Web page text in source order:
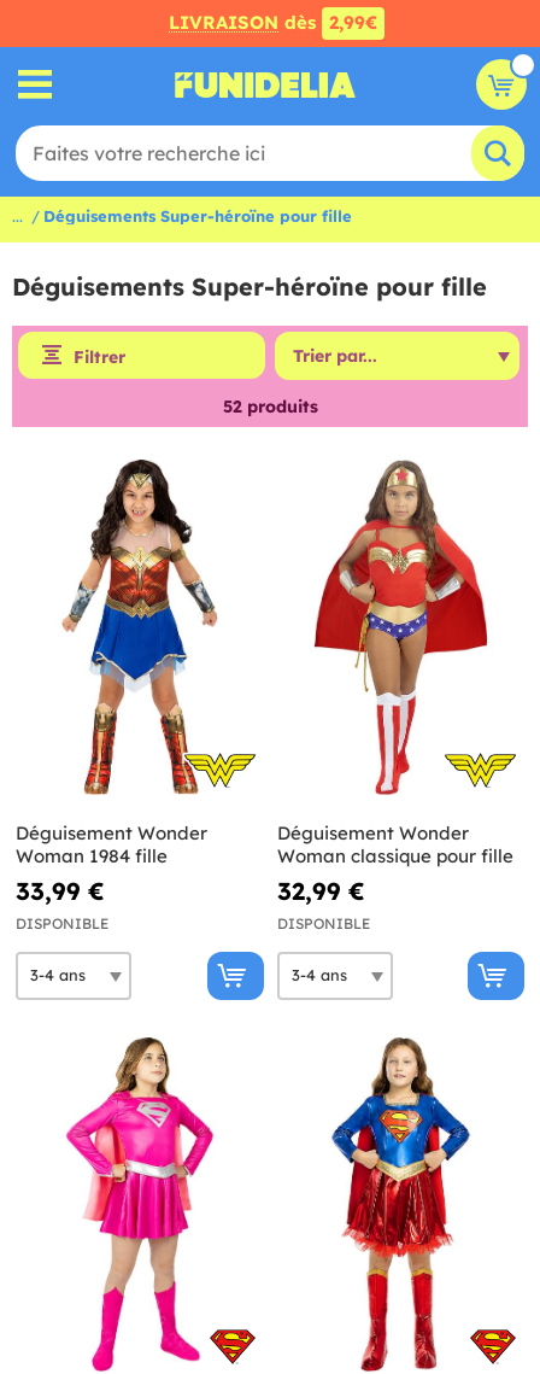
LIVRAISON dès 2,99€
... Déguisements Super-héroïne pour fille
Déguisements Super-héroïne pour fille
Filtrer
52produits
Déguisement Wonder
Woman 1984 fille
33,99 €
DISPONIBLE
Déguisement Wonder
Woman classique pour fille
32,99 €
DISPONIBLE